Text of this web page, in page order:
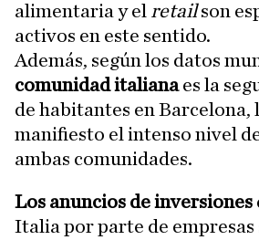
alimentaria y el retailson
activos en este sentido.
Además, según los datos
comunidad italianaes la
de habitantes en Barcelona,
manifiesto el intenso nivel
ambas comunidades.
Los anuncios de inversiones
Italia por parte de empresas